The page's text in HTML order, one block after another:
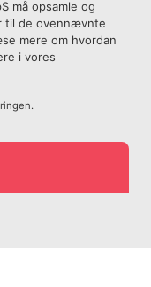
må opsamle og
til de ovennævnte
mere om hvordan
i vores